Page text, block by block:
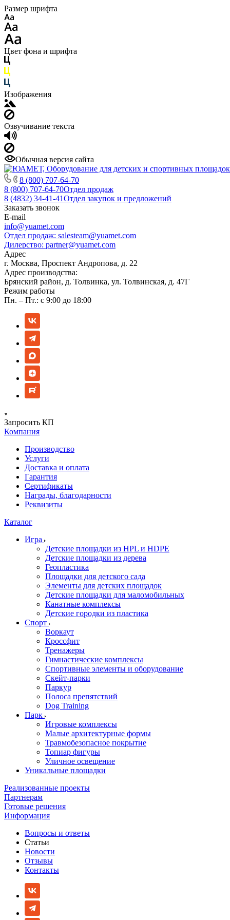
Размер шрифта
Цвет фона и шрифта
Изображения
Озвучивание текста
Обычная версия сайта
8 (800) 707-64-70
8 (800) 707-64-70Отдел продаж
8 (4832) 34-41-41Отдел закупок и предложений
Заказать звонок
E-mail
info@yuamet.com
Отдел продаж: salesteam@yuamet.com
Дилерство: partner@yuamet.com
Адрес
г. Москва, Проспект Андропова, д. 22
Адрес производства:
Брянский район, д. Толвинка, ул. Толвинская, д. 47Г
Режим работы
Пн. – Пт.: с 9:00 до 18:00
Запросить КП
Компания
Производство
Услуги
Доставка и оплата
Гарантия
Сертификаты
Награды, благодарности
Реквизиты
Каталог
Игра
Детские площадки из HPL и HDPE
Детские площадки из дерева
Геопластика
Площадки для детского сада
Элементы для детских площадок
Детские площадки для маломобильных
Канатные комплексы
Детские городки из пластика
Спорт
Воркаут
Кроссфит
Тренажеры
Гимнастические комплексы
Спортивные элементы и оборудование
Скейт-парки
Паркур
Полоса препятствий
Dog Training
Парк
Игровые комплексы
Малые архитектурные формы
Травмобезопасное покрытие
Топиар фигуры
Уличное освещение
Уникальные площадки
Реализованные проекты
Партнерам
Готовые решения
Информация
Вопросы и ответы
Статьи
Новости
Отзывы
Контакты